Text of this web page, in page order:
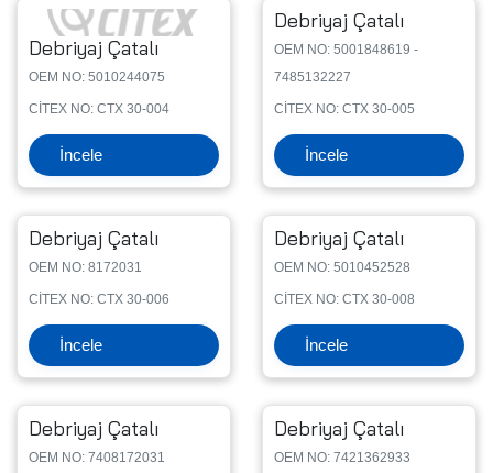
Debriyaj Çatalı
OEM NO: 5010244075
CİTEX NO: CTX 30-004
İncele
Debriyaj Çatalı
OEM NO: 5001848619 -
7485132227
CİTEX NO: CTX 30-005
İncele
Debriyaj Çatalı
OEM NO: 8172031
CİTEX NO: CTX 30-006
İncele
Debriyaj Çatalı
OEM NO: 5010452528
CİTEX NO: CTX 30-008
İncele
Debriyaj Çatalı
OEM NO: 7408172031
Debriyaj Çatalı
OEM NO: 7421362933